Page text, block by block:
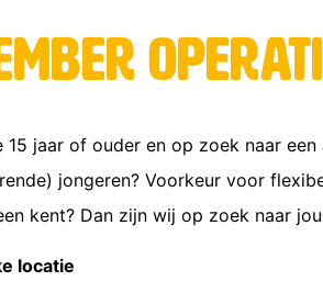
15 jaar of ouder en op zoek naar
jongeren? Voorkeur voor
kent? Dan zijn wij op zoek naar
locatie